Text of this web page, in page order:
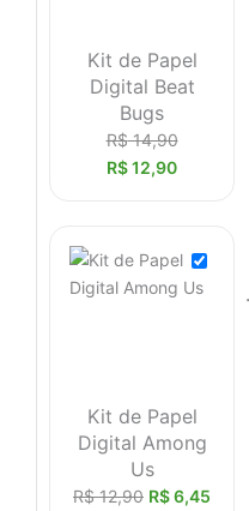
Kit de Papel
Digital Beat
Bugs
R$14,90
R$12,90
Kit de Papel
Digital Among
Us
R$12,90 R$6,45